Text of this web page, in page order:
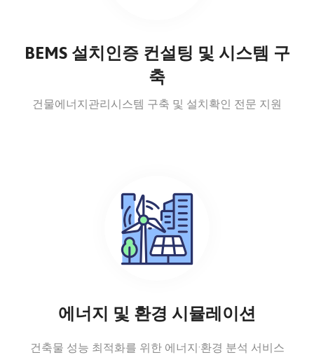
BEMS 설치인증 컨설팅 및 시스템 구
축
건물에너지관리시스템 구축 및 설치확인 전문 지원
에너지 및 환경 시뮬레이션
건축물 성능 최적화를 위한 에너지·환경 분석 서비스